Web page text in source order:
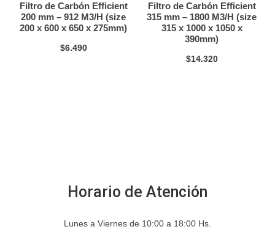
Filtro de Carbón Efficient
200 mm – 912 M3/H (size
200 x 600 x 650 x 275mm)
$6.490
Filtro de Carbón Efficient
315 mm – 1800 M3/H (size
315 x 1000 x 1050 x
390mm)
$14.320
Horario de Atención
Lunes a Viernes de 10:00 a 18:00 Hs.